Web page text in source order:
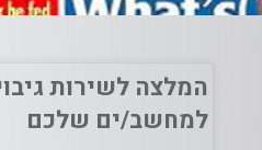
המלצה לשירות
למחשב/ים שלכם